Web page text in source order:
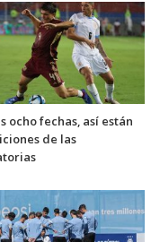
ocho fechas, así están
de las